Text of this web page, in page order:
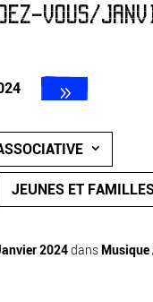
VOUS/
JEUNES ET
2024dans